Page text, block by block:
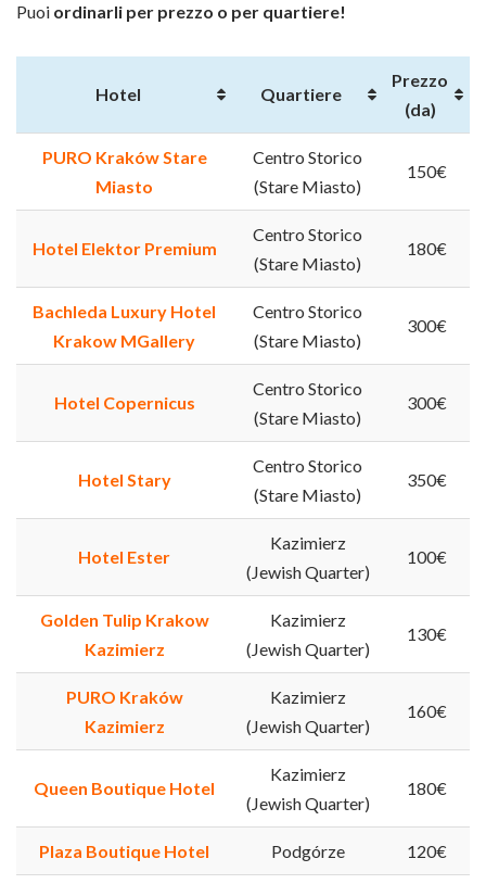
Puoi ordinarli per prezzo o per quartiere!
Hotel Quartiere
Prezzo
(da)
PURO Kraków Stare
Miasto
Centro Storico
(Stare Miasto)
150€
Hotel Elektor Premium
Centro Storico
(Stare Miasto)
180€
Bachleda Luxury Hotel
Krakow MGallery
Centro Storico
(Stare Miasto)
300€
Hotel Copernicus
Centro Storico
(Stare Miasto)
300€
Hotel Stary
Centro Storico
(Stare Miasto)
350€
Hotel Ester
Kazimierz
(Jewish Quarter)
100€
Golden Tulip Krakow
Kazimierz
Kazimierz
(Jewish Quarter)
130€
PURO Kraków
Kazimierz
Kazimierz
(Jewish Quarter)
160€
Queen Boutique Hotel
Kazimierz
(Jewish Quarter)
180€
Plaza Boutique Hotel Podgórze 120€